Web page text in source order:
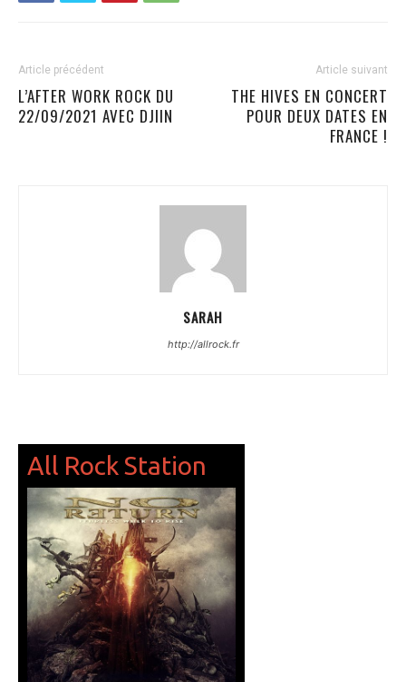
Article précédent
L’AFTER WORK ROCK DU
22/09/2021 AVEC DJIIN
Article suivant
THE HIVES EN CONCERT
POUR DEUX DATES EN
FRANCE !
SARAH
http://allrock.fr